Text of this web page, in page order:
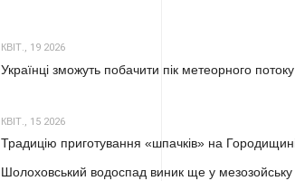
КВІТ., 19 2026
Українці зможуть побачити пік метеорного
КВІТ., 15 2026
Традицію приготування «шпачків» на
Шолоховський водоспад виник ще у мезозойську